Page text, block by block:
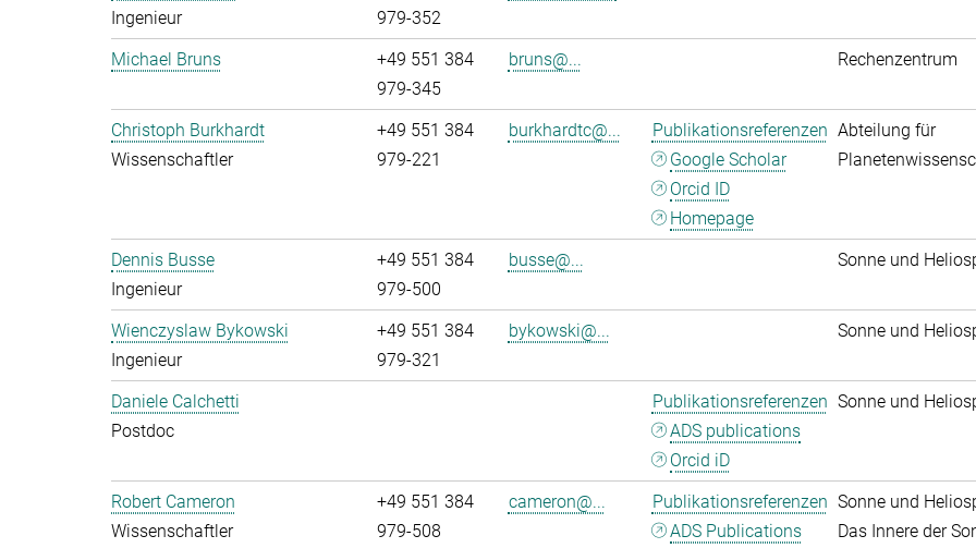
Ingenieur
979-352
Michael Bruns
+49 551 384
979-345
bruns@... Rechenzentrum
Christoph Burkhardt
Wissenschaftler
+49 551 384
979-221
burkhardtc@...
Publikationsreferenzen
Google Scholar
Orcid ID
Homepage
Abteilung für
Dennis Busse
Ingenieur
+49 551 384
979-500
busse@... Sonne und
Wienczyslaw Bykowski
Ingenieur
+49 551 384
979-321
bykowski@... Sonne und
Daniele Calchetti
Postdoc
Publikationsreferenzen
ADS publications
Orcid iD
Sonne und
Robert Cameron
Wissenschaftler
+49 551 384
979-508
cameron@...
Publikationsreferenzen
ADS Publications
Sonne und
Das Innere der